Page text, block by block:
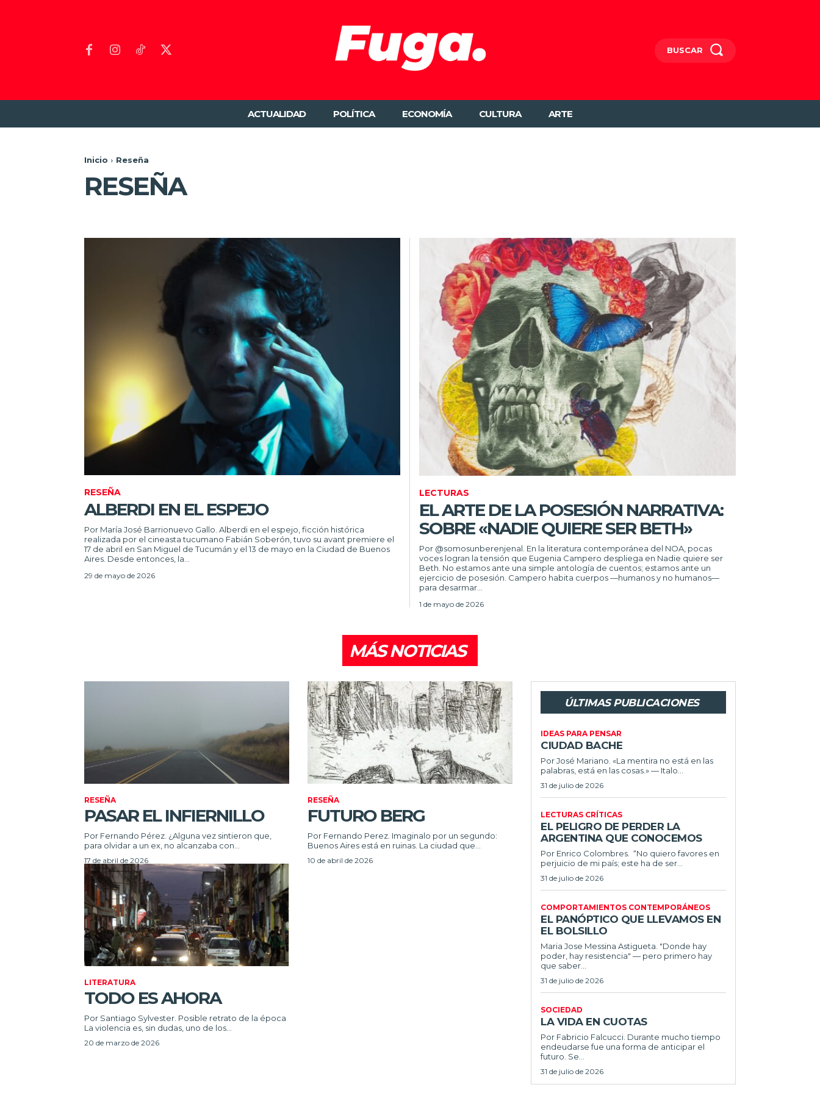
BUSCAR
ACTUALIDAD POLÍTICA ECONOMÍA CULTURA ARTE
Inicio Reseña
RESEÑA
RESEÑA
ALBERDI EN EL ESPEJO
Por María José Barrionuevo Gallo. Alberdi en el espejo, ficción histórica
realizada por el cineasta tucumano Fabián Soberón, tuvo su avant premiere el
17 de abril en San Miguel de Tucumán y el 13 de mayo en la Ciudad de Buenos
Aires. Desde entonces, la...
29 de mayo de 2026
LECTURAS
EL ARTE DE LA POSESIÓN NARRATIVA:
SOBRE «NADIE QUIERE SER BETH»
Por @somosunberenjenal. En la literatura contemporánea del NOA, pocas
voces logran la tensión que Eugenia Campero despliega en Nadie quiere ser
Beth. No estamos ante una simple antología de cuentos; estamos ante un
ejercicio de posesión. Campero habita cuerpos —humanos y no humanos—
para desarmar...
1 de mayo de 2026
MÁS NOTICIAS
RESEÑA
PASAR EL INFIERNILLO
Por Fernando Pérez. ¿Alguna vez sintieron que,
para olvidar a un ex, no alcanzaba con...
17 de abril de 2026
RESEÑA
FUTURO BERG
Por Fernando Perez. Imaginalo por un segundo:
Buenos Aires está en ruinas. La ciudad que...
10 de abril de 2026
LITERATURA
TODO ES AHORA
Por Santiago Sylvester. Posible retrato de la época
La violencia es, sin dudas, uno de los...
20 de marzo de 2026
ÚLTIMAS PUBLICACIONES
IDEAS PARA PENSAR
CIUDAD BACHE
Por José Mariano. «La mentira no está en las
palabras, está en las cosas.» — Italo...
31 de julio de 2026
LECTURAS CRÍTICAS
EL PELIGRO DE PERDER LA
ARGENTINA QUE CONOCEMOS
Por Enrico Colombres. “No quiero favores en
perjuicio de mi país; este ha de ser...
31 de julio de 2026
COMPORTAMIENTOS CONTEMPORÁNEOS
EL PANÓPTICO QUE LLEVAMOS EN
EL BOLSILLO
Maria Jose Messina Astigueta. "Donde hay
poder, hay resistencia" — pero primero hay
que saber...
31 de julio de 2026
SOCIEDAD
LA VIDA EN CUOTAS
Por Fabricio Falcucci. Durante mucho tiempo
endeudarse fue una forma de anticipar el
futuro. Se...
31 de julio de 2026